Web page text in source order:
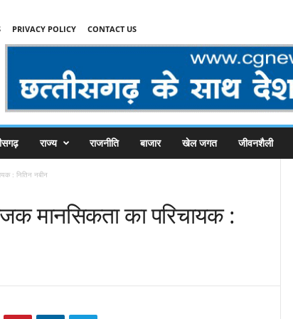
PRIVACY POLICY CONTACT US
राज्य राजनीति बाजार खेल जगत जीवनशैली
: नितिन नबीन
मानसिकता का परिचायक :